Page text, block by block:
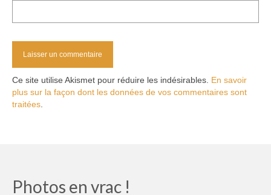
Ce site utilise Akismet pour réduire les indésirables. En savoir
plus sur la façon dont les données de vos commentaires sont
traitées
Photos en vrac !